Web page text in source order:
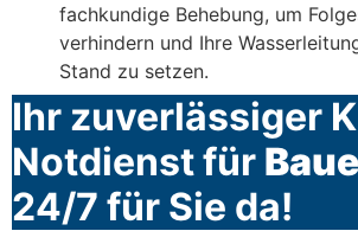
fachkundige Behebung, um
verhindern und Ihre
Stand zu setzen.
Ihr zuverlässiger
Notdienst für
24/7 für Sie da!